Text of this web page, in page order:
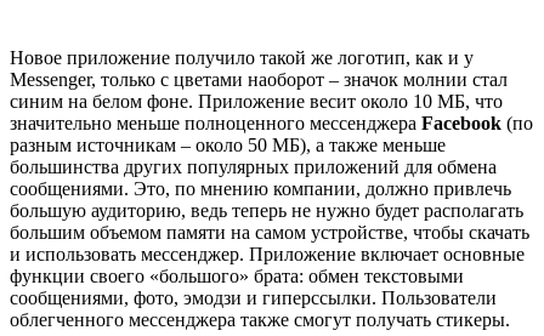
Новое приложение получило такой же логотип, как и у
Messenger, только с цветами наоборот – значок молнии стал
синим на белом фоне. Приложение весит около 10 МБ, что
значительно меньше полноценного мессенджера Facebook (по
разным источникам – около 50 МБ), а также меньше
большинства других популярных приложений для обмена
сообщениями. Это, по мнению компании, должно привлечь
большую аудиторию, ведь теперь не нужно будет располагать
большим объемом памяти на самом устройстве, чтобы скачать
и использовать мессенджер. Приложение включает основные
функции своего «большого» брата: обмен текстовыми
сообщениями, фото, эмодзи и гиперссылки. Пользователи
облегченного мессенджера также смогут получать стикеры.